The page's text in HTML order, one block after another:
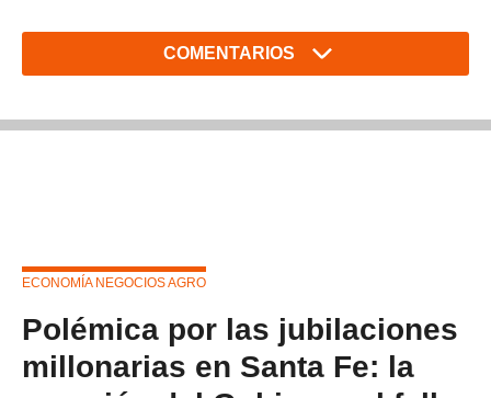
COMENTARIOS